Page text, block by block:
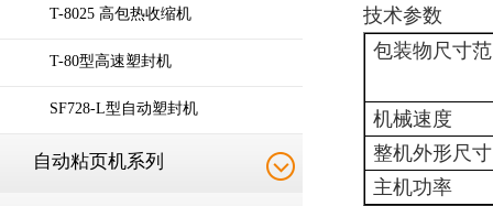
T-8025 高包热收缩机
T-80型高速塑封机
SF728-L型自动塑封机
自动粘页机系列
技术参数
包装物尺寸
机械速度
整机外形尺
主机功率